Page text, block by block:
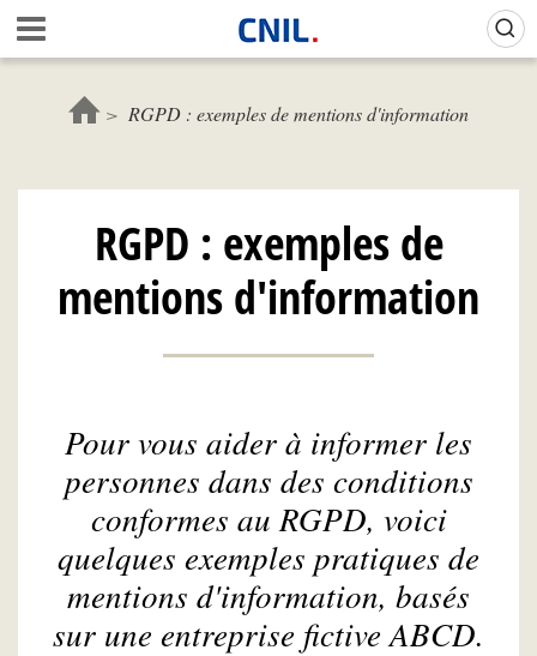
Aller
au
contenu
c
l
C
N
I
L
RGPD : exemples de mentions d'information
RGPD : exemples de
mentions d'information
Pour vous aider à informer les
personnes dans des conditions
conformes au RGPD, voici
quelques exemples pratiques de
mentions d'information, basés
sur une entreprise fictive ABCD.
Gestion de vos préférences sur les cookies (témoins de connexion)